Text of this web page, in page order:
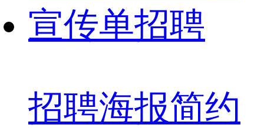
招聘海报简约